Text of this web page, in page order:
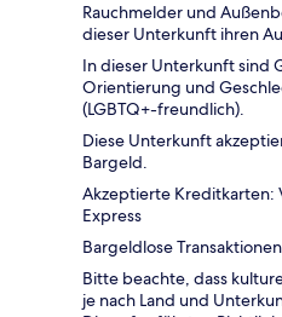
Rauchmelder und
dieser Unterkunft ihren
In dieser Unterkunft sind
Orientierung und
(LGBTQ+-freundlich).
Diese Unterkunft
Bargeld.
Akzeptierte Kreditkarten:
Express
Bargeldlose
Bitte beachte, dass
je nach Land und